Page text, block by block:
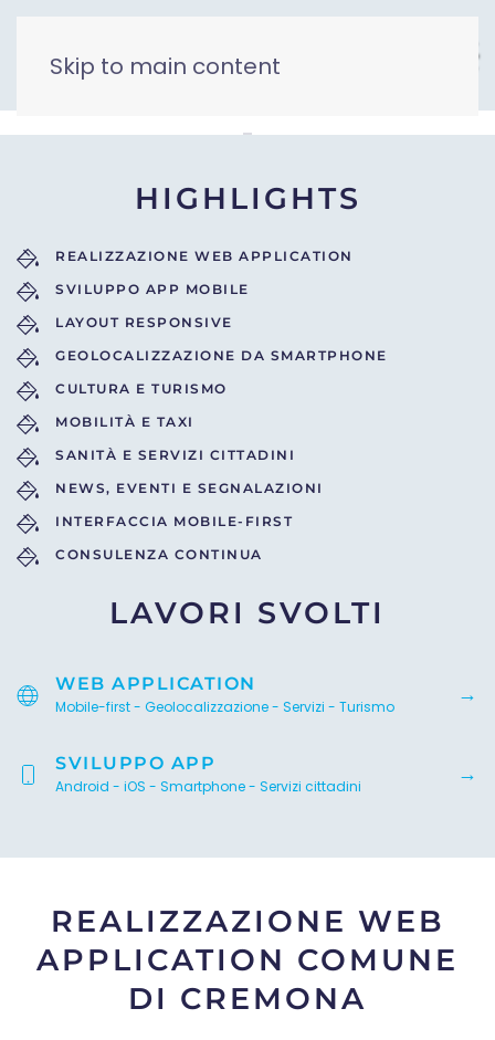
Skip to main content
HIGHLIGHTS
REALIZZAZIONE WEB APPLICATION
SVILUPPO APP MOBILE
LAYOUT RESPONSIVE
GEOLOCALIZZAZIONE DA SMARTPHONE
CULTURA E TURISMO
MOBILITÀ E TAXI
SANITÀ E SERVIZI CITTADINI
NEWS, EVENTI E SEGNALAZIONI
INTERFACCIA MOBILE-FIRST
CONSULENZA CONTINUA
LAVORI SVOLTI
WEB APPLICATION
Mobile-first - Geolocalizzazione - Servizi - Turismo
SVILUPPO APP
Android - iOS - Smartphone - Servizi cittadini
REALIZZAZIONE WEB
APPLICATION COMUNE
DI CREMONA